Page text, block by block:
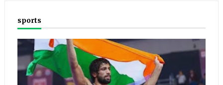
sports